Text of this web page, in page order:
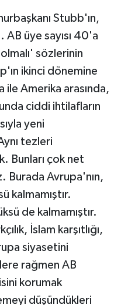
Stubb'ın,
AB üye sayısı 40'a
sözlerinin
ikinci dönemine
ile Amerika arasında,
ciddi ihtilafların
yeni
tezleri
Bunları çok net
Burada Avrupa'nın,
kalmamıştır.
de kalmamıştır.
İslam karşıtlığı,
siyasetini
rağmen AB
korumak
düşündükleri